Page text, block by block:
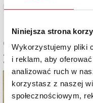
Niniejsza strona
Wykorzystujemy pliki
i reklam, aby
analizować ruch w
korzystasz z naszej
społecznościowym,
Zobacz pełne informacje
Cena sprzedaży
3 500 zł